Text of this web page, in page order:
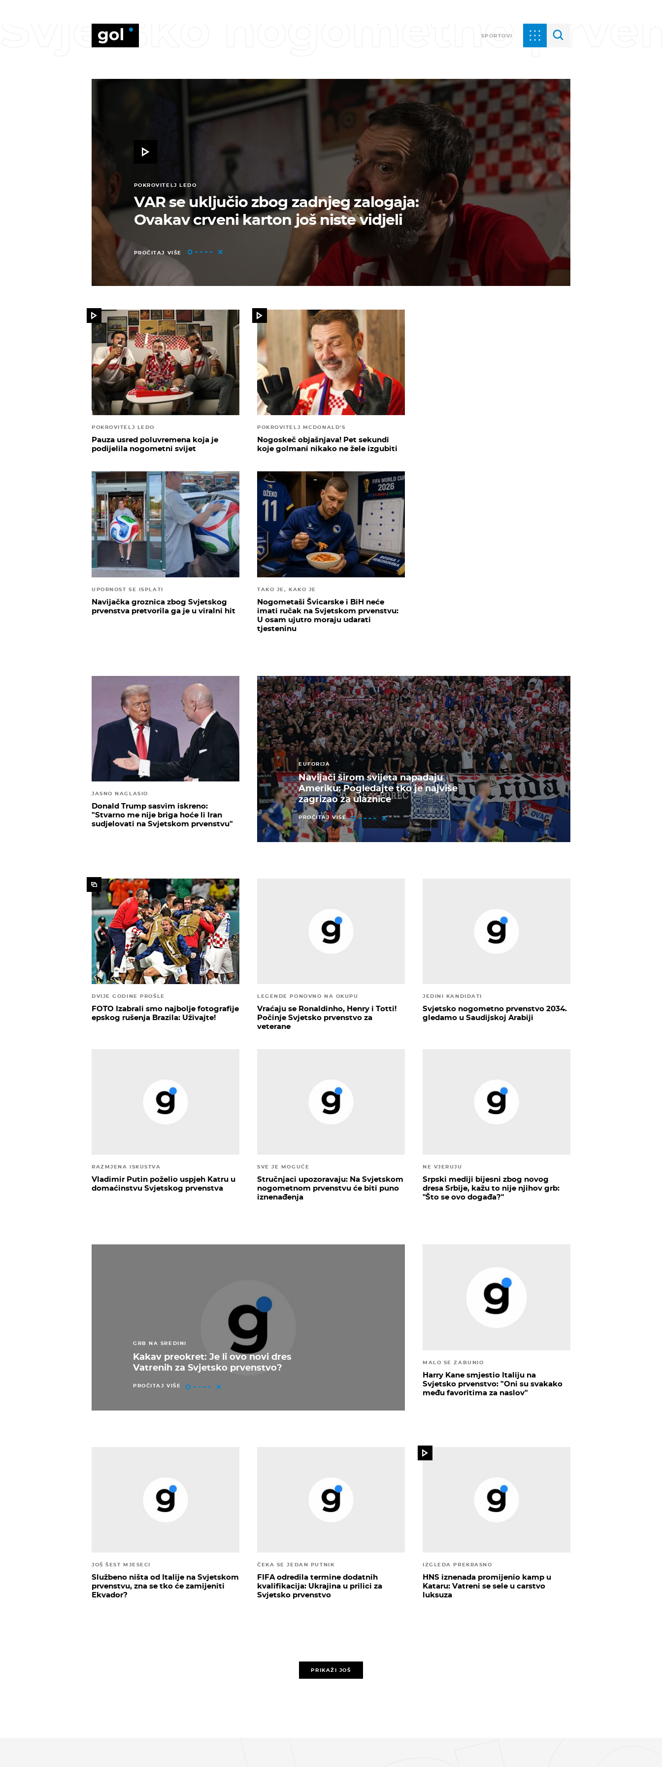
SPORTOVI
Svjetsko nogometno
POKROVITELJ LEDO
VAR se uključio zbog zadnjeg zalogaja:
Ovakav crveni karton još niste vidjeli
PROČITAJ VIŠE
POKROVITELJ LEDO
Pauza usred poluvremena koja je
podijelila nogometni svijet
POKROVITELJ MCDONALD'S
Nogoskeč objašnjava! Pet sekundi
koje golmani nikako ne žele izgubiti
UPORNOST SE ISPLATI
Navijačka groznica zbog Svjetskog
prvenstva pretvorila ga je u viralni hit
TAKO JE, KAKO JE
Nogometaši Švicarske i BiH neće
imati ručak na Svjetskom prvenstvu:
U osam ujutro moraju udarati
tjesteninu
JASNO NAGLASIO
Donald Trump sasvim iskreno:
"Stvarno me nije briga hoće li Iran
sudjelovati na Svjetskom prvenstvu"
EUFORIJA
Navijači širom svijeta napadaju
Ameriku: Pogledajte tko je najviše
zagrizao za ulaznice
PROČITAJ VIŠE
DVIJE GODINE PROŠLE
FOTO Izabrali smo najbolje fotografije
epskog rušenja Brazila: Uživajte!
LEGENDE PONOVNO NA OKUPU
Vraćaju se Ronaldinho, Henry i Totti!
Počinje Svjetsko prvenstvo za
veterane
JEDINI KANDIDATI
Svjetsko nogometno prvenstvo 2034.
gledamo u Saudijskoj Arabiji
RAZMJENA ISKUSTVA
Vladimir Putin poželio uspjeh Katru u
domaćinstvu Svjetskog prvenstva
SVE JE MOGUĆE
Stručnjaci upozoravaju: Na Svjetskom
nogometnom prvenstvu će biti puno
iznenađenja
NE VJERUJU
Srpski mediji bijesni zbog novog
dresa Srbije, kažu to nije njihov grb:
''Što se ovo događa?''
GRB NA SREDINI
Kakav preokret: Je li ovo novi dres
Vatrenih za Svjetsko prvenstvo?
PROČITAJ VIŠE
MALO SE ZABUNIO
Harry Kane smjestio Italiju na
Svjetsko prvenstvo: "Oni su svakako
među favoritima za naslov"
JOŠ ŠEST MJESECI
Službeno ništa od Italije na Svjetskom
prvenstvu, zna se tko će zamijeniti
Ekvador?
ČEKA SE JEDAN PUTNIK
FIFA odredila termine dodatnih
kvalifikacija: Ukrajina u prilici za
Svjetsko prvenstvo
IZGLEDA PREKRASNO
HNS iznenada promijenio kamp u
Kataru: Vatreni se sele u carstvo
luksuza
PRIKAŽI JOŠ